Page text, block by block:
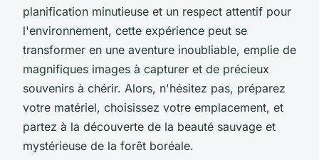
planification minutieuse et un respect attentif pour
l'environnement, cette expérience peut se
transformer en une aventure inoubliable, emplie de
magnifiques images à capturer et de précieux
souvenirs à chérir. Alors, n'hésitez pas, préparez
votre matériel, choisissez votre emplacement, et
partez à la découverte de la beauté sauvage et
mystérieuse de la forêt boréale.